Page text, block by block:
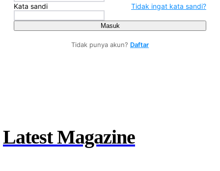
Kata sandi Tidak ingat kata sandi?
Masuk
Tidak punya akun? Daftar
Latest Magazine